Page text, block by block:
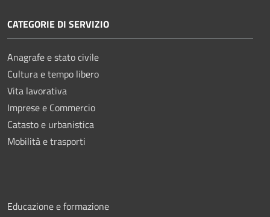
CATEGORIE DI SERVIZIO
Anagrafe e stato civile
Cultura e tempo libero
Vita lavorativa
Imprese e Commercio
Catasto e urbanistica
Mobilità e trasporti
Educazione e formazione